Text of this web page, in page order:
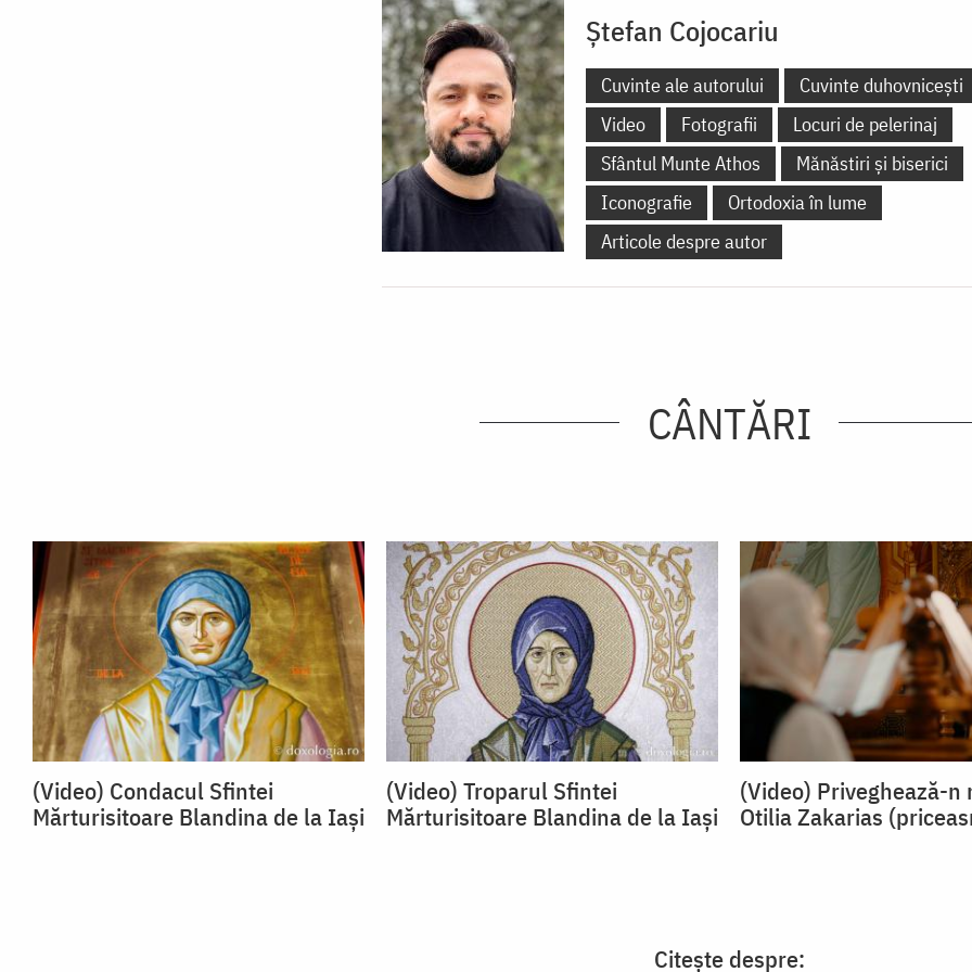
Ștefan Cojocariu
Cuvinte ale autorului Cuvinte duhovnicești
Video
Fotografii
Locuri de pelerinaj
Sfântul Munte Athos
Mănăstiri și biserici
Iconografie
Ortodoxia în lume
Articole despre autor
CÂNTĂRI
(Video) Condacul Sfintei
Mărturisitoare Blandina de la Iași
(Video) Troparul Sfintei
Mărturisitoare Blandina de la Iași
(Video) Priveghează-n
Otilia Zakarias
Citește despre: